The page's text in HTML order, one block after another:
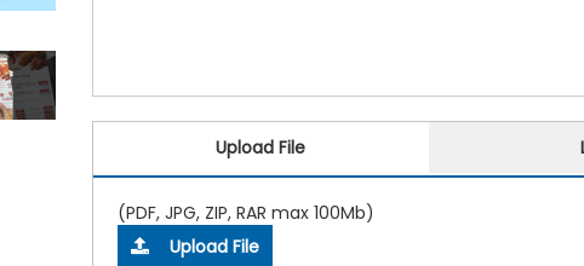
Upload File
(PDF, JPG, ZIP, RAR max 100Mb)
Upload File